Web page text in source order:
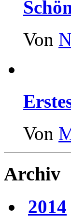
Von
Von
Archiv
2014